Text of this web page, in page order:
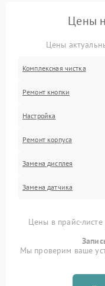
Цены
Цены
Комплексная чистка
Ремонт кнопки
Настройка
Ремонт корпуса
Замена дисплея
Замена датчика
Цены в прайс-
Мы проверим ваше